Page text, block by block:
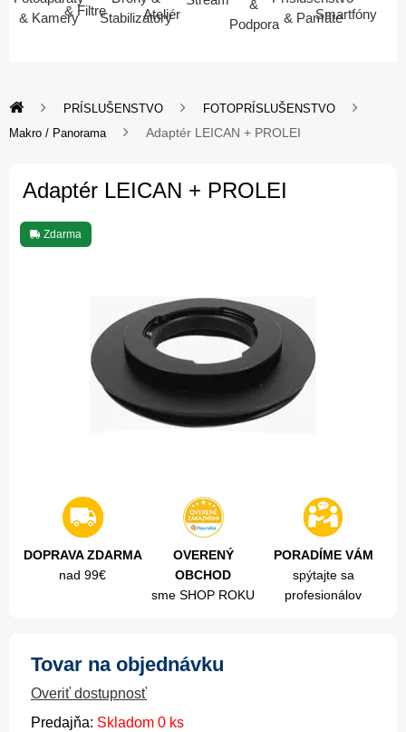
& Kamery& FiltreStabilizátory
Ateliér
&
Podpora & PamäteSmartfóny
PRÍSLUŠENSTVO
FOTOPRÍSLUŠENSTVO
Makro / Panorama
Adaptér LEICAN + PROLEI
Adaptér LEICAN + PROLEI
Zdarma
DOPRAVA ZDARMA
nad 99€
OVERENÝ
OBCHOD
sme SHOP ROKU
PORADÍME VÁM
spýtajte sa
profesionálov
Tovar na objednávku
Overiť dostupnosť
Predajňa: Skladom 0 ks